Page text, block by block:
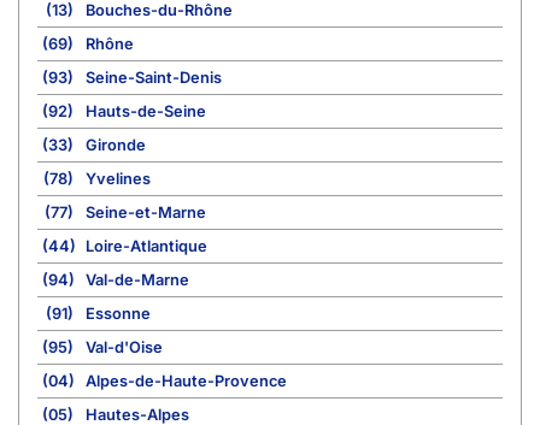
(13)
Bouches-du-Rhône
(69)
Rhône
(93)
Seine-Saint-Denis
(92)
Hauts-de-Seine
(33)
Gironde
(78)
Yvelines
(77)
Seine-et-Marne
(44)
Loire-Atlantique
(94)
Val-de-Marne
(91)
Essonne
(95)
Val-d'Oise
(04)
Alpes-de-Haute-Provence
(05)
Hautes-Alpes